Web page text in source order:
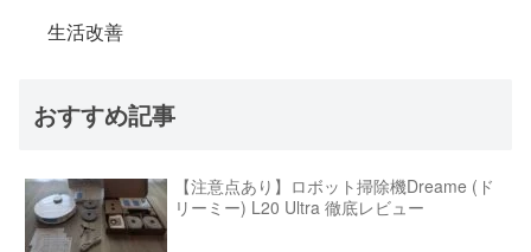
生活改善
おすすめ記事
【注意点あり】ロボット掃除機Dreame (ド
リーミー) L20 Ultra 徹底レビュー